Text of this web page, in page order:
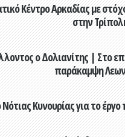
Κέντρο Αρκαδίας με
στην
ο Δολιανίτης | Στο
παράκαμψη
Κυνουρίας για το